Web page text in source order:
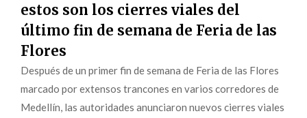
estos son los cierres viales del
último fin de semana de Feria de las
Flores
Después de un primer fin de semana de Feria de las Flores
marcado por extensos trancones en varios corredores de
Medellín, las autoridades anunciaron nuevos cierres viales